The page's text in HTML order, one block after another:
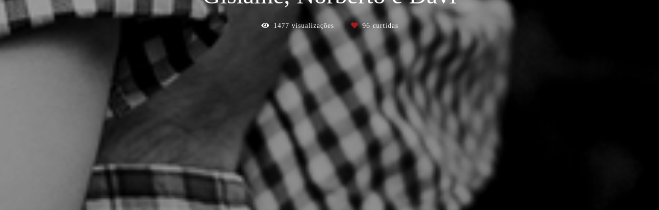
1477 visualizações 96 curtidas